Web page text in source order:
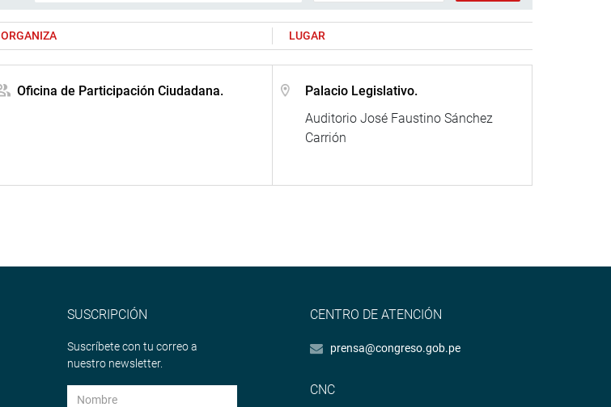
ORGANIZA LUGAR
Oficina de Participación Ciudadana.
Palacio Legislativo.
Auditorio José Faustino Sánchez
Carrión
SUSCRIPCIÓN
Suscríbete con tu correo a
nuestro newsletter.
CENTRO DE ATENCIÓN
prensa@congreso.gob.pe
CNC